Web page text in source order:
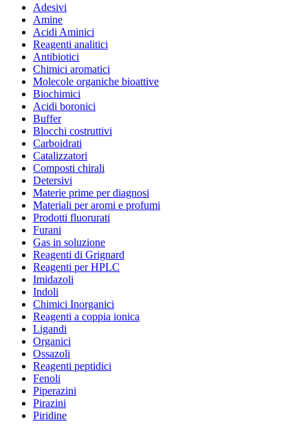
Adesivi
Amine
Acidi Aminici
Reagenti analitici
Antibiotici
Chimici aromatici
Molecole organiche bioattive
Biochimici
Acidi boronici
Buffer
Blocchi costruttivi
Carboidrati
Catalizzatori
Composti chirali
Detersivi
Materie prime per diagnosi
Materiali per aromi e profumi
Prodotti fluorurati
Furani
Gas in soluzione
Reagenti di Grignard
Reagenti per HPLC
Imidazoli
Indoli
Chimici Inorganici
Reagenti a coppia ionica
Ligandi
Organici
Ossazoli
Reagenti peptidici
Fenoli
Piperazini
Pirazini
Piridine